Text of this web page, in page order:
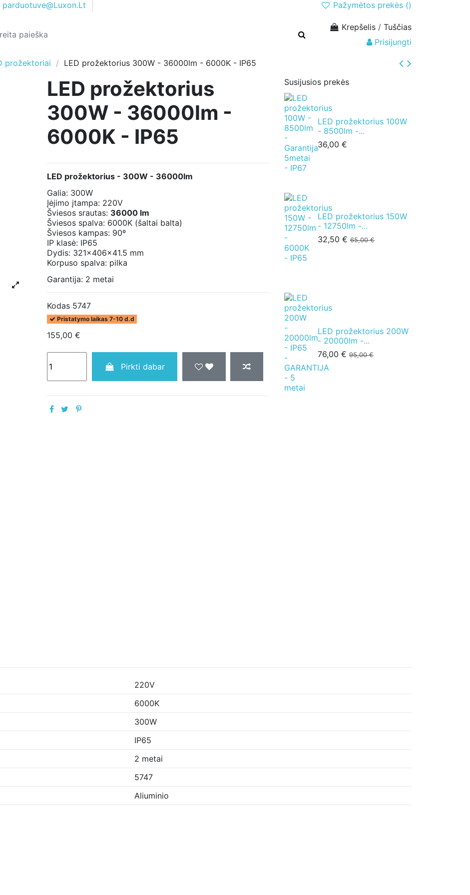
parduotuve@Luxon.Lt
Pažymėtos prekės ()
Krepšelis / Tuščias
Prisijungti
prožektoriai LED prožektorius 300W - 36000lm - 6000K - IP65
LED prožektorius
300W - 36000lm -
6000K - IP65
LED prožektorius - 300W - 36000lm
Galia: 300W
Įėjimo įtampa: 220V
Šviesos srautas: 36000 lm
Šviesos spalva: 6000K (šaltai balta)
Šviesos kampas: 90º
IP klasė: IP65
Dydis: 321x406x41.5 mm
Korpuso spalva: pilka
Garantija: 2 metai
Kodas 5747
Pristatymo laikas 7-10 d.d
155,00 €
Pirkti dabar
Susijusios prekės
LED prožektorius 100W
- 8500lm -...
36,00 €
LED prožektorius 150W
- 12750lm -...
32,50 € 65,00 €
LED prožektorius 200W
- 20000lm -...
76,00 € 95,00 €
220V
6000K
300W
IP65
2 metai
5747
Aliuminio